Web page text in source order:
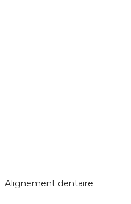
Alignement dentaire